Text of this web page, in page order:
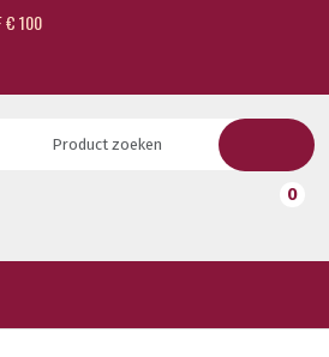
€ 100
0